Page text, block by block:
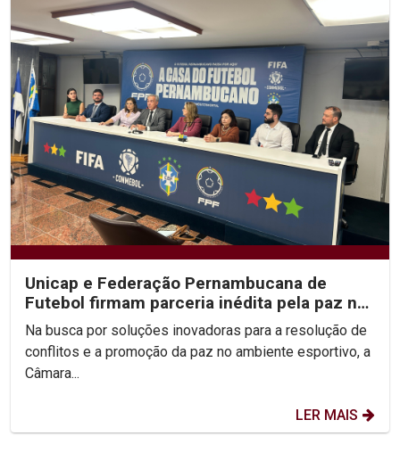
Unicap e Federação Pernambucana de
Futebol firmam parceria inédita pela paz no
esporte
Na busca por soluções inovadoras para a resolução de
conflitos e a promoção da paz no ambiente esportivo, a
Câmara...
LER MAIS